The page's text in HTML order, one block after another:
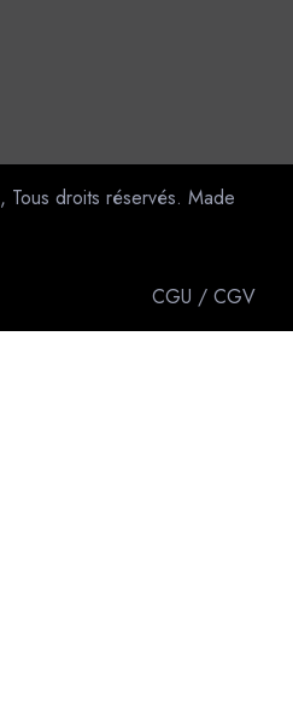
, Tous droits réservés. Made
CGU / CGV